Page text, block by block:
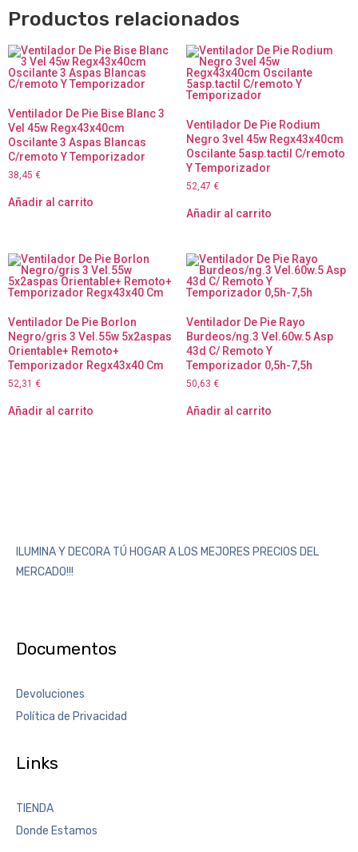
Productos relacionados
Ventilador De Pie Bise Blanc 3
Vel 45w Regx43x40cm
Oscilante 3 Aspas Blancas
C/remoto Y Temporizador
38,45 €
Añadir al carrito
Ventilador De Pie Rodium
Negro 3vel 45w Regx43x40cm
Oscilante 5asp.tactil C/remoto
Y Temporizador
52,47 €
Añadir al carrito
Ventilador De Pie Borlon
Negro/gris 3 Vel.55w 5x2aspas
Orientable+ Remoto+
Temporizador Regx43x40 Cm
52,31 €
Añadir al carrito
Ventilador De Pie Rayo
Burdeos/ng.3 Vel.60w.5 Asp
43d C/ Remoto Y
Temporizador 0,5h-7,5h
50,63 €
Añadir al carrito
ILUMINA Y DECORA TÚ HOGAR A LOS MEJORES PRECIOS DEL
MERCADO!!!
Documentos
Devoluciones
Política de Privacidad
Links
TIENDA
Donde Estamos